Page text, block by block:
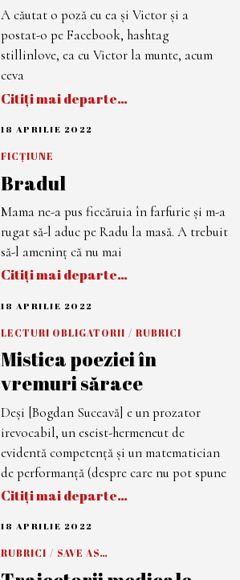
0
2
2
A căutat o poză cu ea și Victor și a
postat-o pe Facebook, hashtag
stillinlove, ea cu Victor la munte, acum
ceva
Citiți mai departe…
18 APRILIE 2022
0
2
2
FICȚIUNE
Bradul
Mama ne-a pus fiecăruia în farfurie și m-a
rugat să-l aduc pe Radu la masă. A trebuit
să-l ameninț că nu mai
Citiți mai departe…
18 APRILIE 2022
A
I
L
I
2
0
2
2
LECTURI OBLIGATORII / RUBRICI
Mistica poeziei în
vremuri sărace
Deși [Bogdan Suceavă] e un prozator
irevocabil, un eseist-hermeneut de
evidentă competență și un matematician
de performanță (despre care nu pot spune
Citiți mai departe…
18 APRILIE 2022
A
R
RUBRICI / SAVE AS…